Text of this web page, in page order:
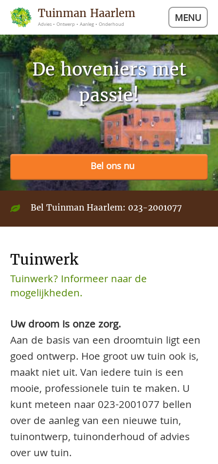
Tuinman Haarlem
Advies • Ontwerp • Aanleg • Onderhoud MENU
De hoveniers met
passie!
Bel ons nu
Bel Tuinman Haarlem: 023-2001077
Tuinwerk
Tuinwerk? Informeer naar de
mogelijkheden.
Uw droom is onze zorg.
Aan de basis van een droomtuin ligt een
goed ontwerp. Hoe groot uw tuin ook is,
maakt niet uit. Van iedere tuin is een
mooie, professionele tuin te maken. U
kunt meteen naar023-2001077 bellen
over de aanleg van een nieuwe tuin,
tuinontwerp, tuinonderhoud of advies
over uw tuin.